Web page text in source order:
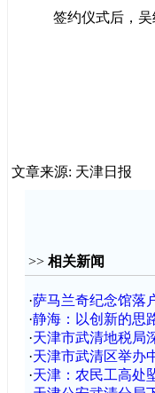
签约仪式后，吴
文章来源: 天津日报
>> 相关新闻
·萨马兰奇纪念馆落
·静海：以创新的思
·天津市武清地税局
·天津市武清区举办
·天津：农民工高处